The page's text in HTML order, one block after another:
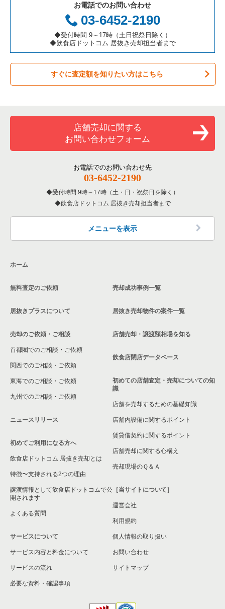
お弁当・惣菜・デリの居抜き売却物件の案件一覧
カラオケ・パブ・スナックの居抜き売却物件の案件一覧
バーの居抜き売却物件の案件一覧
居酒屋・ダイニングバーの居抜き売却物件の案件一覧
洋食の居抜き売却物件の案件一覧
その他の居抜き売却物件の案件一覧
三重県の飲食店の居抜き売却物件の案件一覧
横浜市神奈川区の飲食店の居抜き売却物件の案件一覧
横浜市都筑区の飲食店の居抜き売却物件の案件一覧
横浜市西区の飲食店の居抜き売却物件の案件一覧
川崎市宮前区の飲食店の居抜き売却物件の案件一覧
川崎市幸区の飲食店の居抜き売却物件の案件一覧
厚木市の飲食店の居抜き売却物件の案件一覧
中郡の飲食店の居抜き売却物件の案件一覧
三浦郡の飲食店の居抜き売却物件の案件一覧
茅ヶ崎市の飲食店の居抜き売却物件の案件一覧
川崎市麻生区の飲食店の居抜き売却物件の案件一覧
相模原市中央区の飲食店の居抜き売却物件の案件一覧
横浜市保土ケ谷区の飲食店の居抜き売却物件の案件一覧
横浜市旭区の飲食店の居抜き売却物件の案件一覧
横浜市緑区の飲食店の居抜き売却物件の案件一覧
平塚市の飲食店の居抜き売却物件の案件一覧
横浜市港南区の飲食店の居抜き売却物件の案件一覧
横須賀市の飲食店の居抜き売却物件の案件一覧
三浦市の飲食店の居抜き売却物件の案件一覧
藤沢市の飲食店の居抜き売却物件の案件一覧
横浜市栄区の飲食店の居抜き売却物件の案件一覧
神奈川県のアジア料理の居抜き売却物件の案件一覧
神奈川県のカフェの居抜き売却物件の案件一覧
神奈川県のテイクアウトの居抜き売却物件の案件一覧
神奈川県のお弁当・惣菜・デリの居抜き売却物件の案件一覧
神奈川県のバーの居抜き売却物件の案件一覧
神奈川県の居酒屋・ダイニングバーの居抜き売却物件の案件一
神奈川県の専門料理の居抜き売却物件の案件一覧
神奈川県の和食の居抜き売却物件の案件一覧
神奈川県の洋食の居抜き売却物件の案件一覧
お電話でのお問い合わせ
03-6452-2190
◆受付時間 9～17時（土日祝祭日除く）
◆飲食店ドットコム 居抜き売却担当者まで
すぐに査定額を知りたい方はこちら
店舗売却に関する
お問い合わせフォーム
お電話でのお問い合わせ先
03-6452-2190
受付時間 9時～17時（土・日・祝祭日を除く）
飲食店ドットコム 居抜き売却担当者まで
メニューを表示
ホーム
無料査定のご依頼
居抜きプラスについて
売却のご依頼・ご相談
首都圏でのご相談・ご依頼
関西でのご相談・ご依頼
東海でのご相談・ご依頼
九州でのご相談・ご依頼
ニュースリリース
初めてご利用になる方へ
飲食店ドットコム 居抜き売却とは
特徴〜支持される2つの理由
譲渡情報として飲食店ドットコムで公
開されます
よくある質問
サービスについて
サービス内容と料金について
サービスの流れ
必要な資料・確認事項
売却成功事例一覧
居抜き売却物件の案件一覧
店舗売却・譲渡額相場を知る
飲食店閉店データベース
初めての店舗査定・売却についての知
識
店舗を売却するための基礎知識
店舗内設備に関するポイント
賃貸借契約に関するポイント
店舗売却に関する心構え
売却現場のＱ＆Ａ
［当サイトについて］
運営会社
利用規約
個人情報の取り扱い
お問い合わせ
サイトマップ